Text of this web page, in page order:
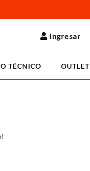
Ingresar
TÉCNICO OUTLET